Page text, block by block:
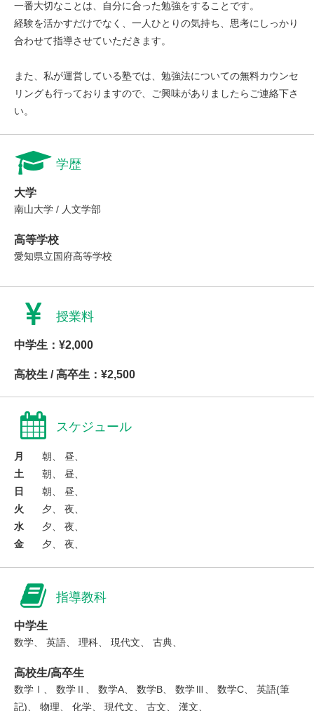
一番大切なことは、自分に合った勉強をすることです。
経験を活かすだけでなく、一人ひとりの気持ち、思考にしっかり
合わせて指導させていただきます。
また、私が運営している塾では、勉強法についての無料カウンセ
リングも行っておりますので、ご興味がありましたらご連絡下さ
い。
学歴
大学
南山大学 / 人文学部
高等学校
愛知県立国府高等学校
授業料
中学生：¥2,000
高校生 / 高卒生：¥2,500
スケジュール
月
朝、 昼、
土
朝、 昼、
日
朝、 昼、
火
夕、 夜、
水
夕、 夜、
金
夕、 夜、
指導教科
中学生
数学、 英語、 理科、 現代文、 古典、
高校生/高卒生
数学Ⅰ、 数学Ⅱ、 数学A、 数学B、 数学Ⅲ、 数学C、 英語(筆
記)、 物理、 化学、 現代文、 古文、 漢文、